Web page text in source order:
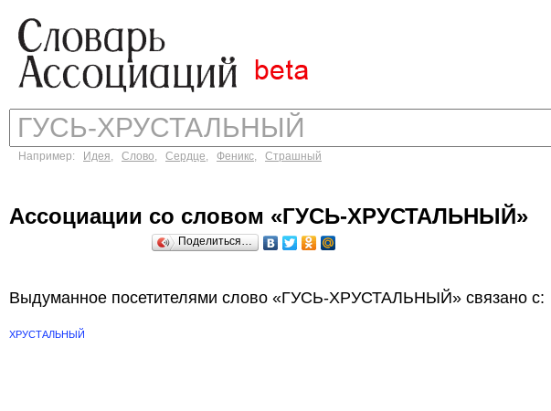
Например: Идея, Слово, Сердце, Феникс, Страшный
Ассоциации со словом «ГУСЬ-ХРУСТАЛЬНЫЙ»
Поделиться…
Выдуманное посетителями слово «ГУСЬ-ХРУСТАЛЬНЫЙ» связано с:
ХРУСТАЛЬНЫЙ